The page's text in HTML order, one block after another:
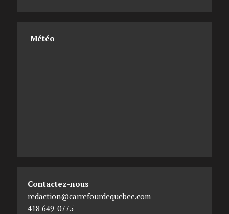
Météo
Contactez-nous
redaction@carrefourdequebec.com
418 649-0775